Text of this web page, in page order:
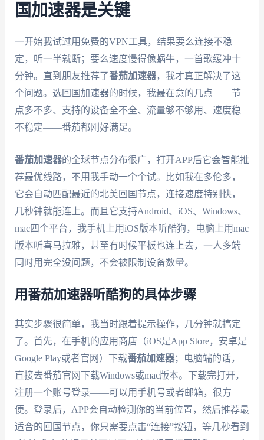
国加速器是关键
一开始我试过用免费的VPN工具，结果要么连接不稳
定，听一半就断；要么速度慢得像蜗牛，一首歌缓冲十
分钟。直到朋友推荐了番茄加速器，我才真正解决了这
个问题。选回国加速器的时候，我最在意的几点——节
点多不多、支持的设备全不全、流量够不够用、速度稳
不稳定——番茄都刚好满足。
番茄加速器的全球节点分布很广，打开APP后它会智能推
荐最优线路，不用我手动一个个试。比如我在多伦多，
它会自动匹配最近的北美回国节点，连接速度特别快，
几秒钟就能连上。而且它支持Android、iOS、Windows、
mac四个平台，我手机上用iOS版本听酷狗，电脑上用mac
版本听喜马拉雅，甚至有时候平板也连上去，一人多端
同时用完全没问题，不会被限制设备数量。
用番茄加速器听酷狗的具体步骤
其实步骤很简单，我当时跟着提示操作，几分钟就搞定
了。首先，在手机的应用商店（iOS是App Store，安卓是
Google Play或者官网）下载番茄加速器；电脑端的话，
直接去番茄官网下载Windows或mac版本。下载完打开，
注册一个账号登录——可以用手机号或者邮箱，很方
便。登录后，APP会自动检测你的当前位置，然后推荐最
适合的回国节点，你只需要点击“连接”按钮，等几秒看到